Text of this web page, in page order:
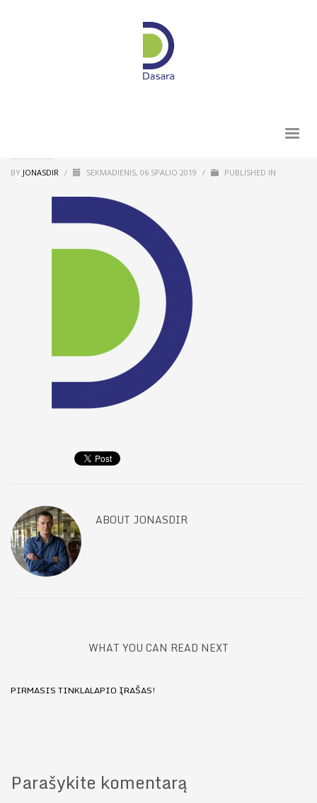
BY JONASDIR / SEKMADIENIS, 06 SPALIO 2019 / PUBLISHED IN
ABOUT JONASDIR
WHAT YOU CAN READ NEXT
PIRMASIS TINKLALAPIO ĮRAŠAS!
Parašykite komentarą